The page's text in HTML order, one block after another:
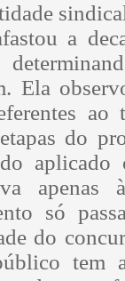
a
Ela
do
aplicado
apenas
só
do
tem